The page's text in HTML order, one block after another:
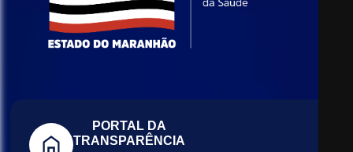
PORTAL DA
TRANSPARÊNCIA